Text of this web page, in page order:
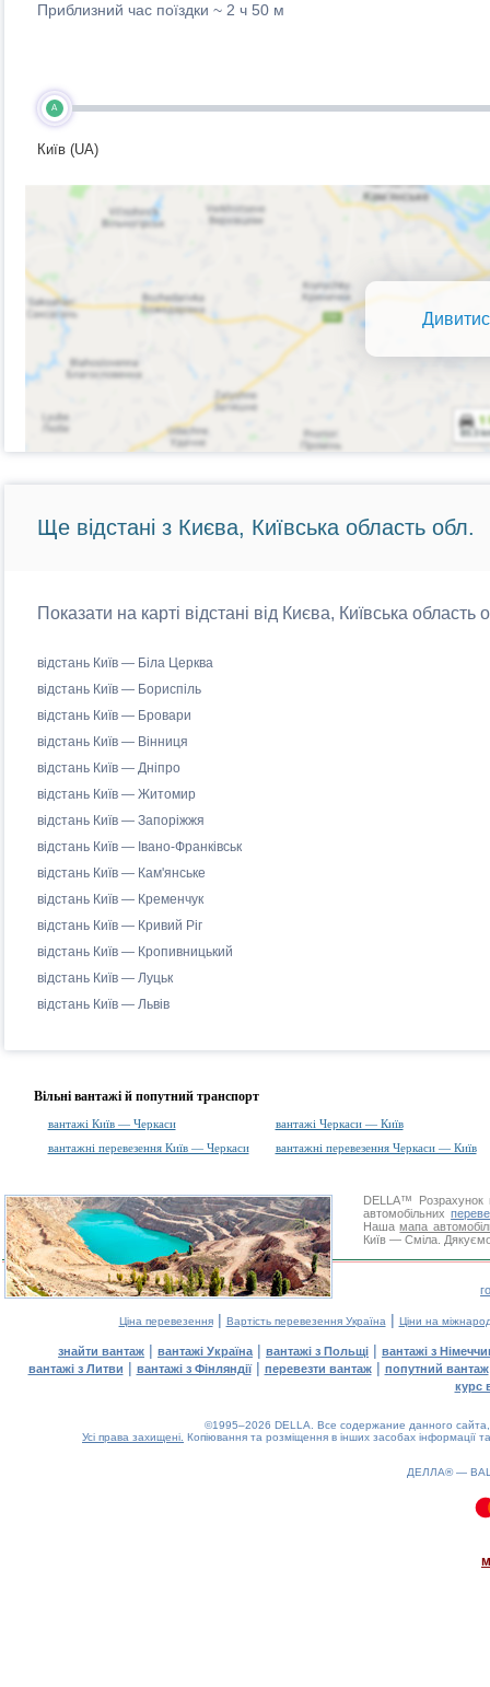
Приблизний час поїздки ~ 2 ч 50 м
A
Київ (UA)
Ще відстані з Києва, Київська область обл.
Показати на карті відстані від Києва, Київська
відстань Київ — Біла Церква
відстань Київ — Бориспіль
відстань Київ — Бровари
відстань Київ — Вінниця
відстань Київ — Дніпро
відстань Київ — Житомир
відстань Київ — Запоріжжя
відстань Київ — Івано-Франківськ
відстань Київ — Кам'янське
відстань Київ — Кременчук
відстань Київ — Кривий Ріг
відстань Київ — Кропивницький
відстань Київ — Луцьк
відстань Київ — Львів
Вільні вантажі й попутний транспорт
вантажі Київ — Черкаси
вантажі Черкаси — Київ
вантажні перевезення Київ — Черкаси
вантажні перевезення Черкаси — Київ
DELLA™
Розрахунок
автомобільних
Нашамапа
Київ — Сміла. Дякуємо
Ціна перевезення| Вартість перевезення Україна | Ціни на
знайти вантаж | вантажі Україна | вантажі з Польщі | вантажі з
вантажі з Литви | вантажі з Фінляндії| перевезти вантаж| попутний вантаж
курс
©1995–2026 DELLA. Все содержание данного
Усі права захищені. Копіювання та розміщення в інших засобах інформації
ДЕЛЛА® —